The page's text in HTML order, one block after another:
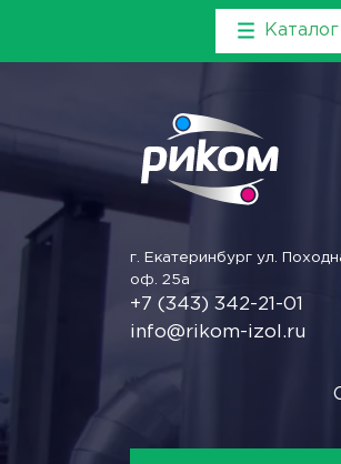
Каталог
г. Екатеринбург ул.
оф. 25а
+7 (343) 342-21-01
info@rikom-izol.ru